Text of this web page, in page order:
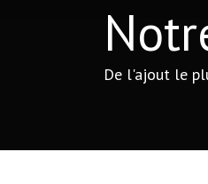
De l'ajout le